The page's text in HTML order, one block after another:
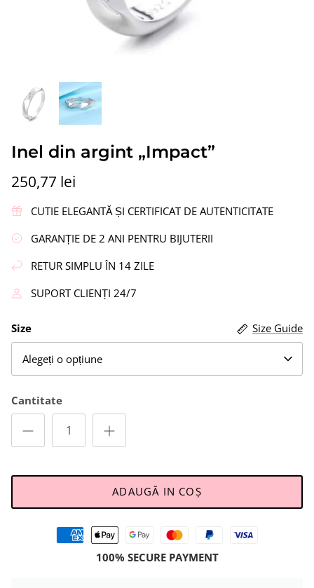
Cercei din argint „Coroană”
336,86 lei
Inel din argint „Impact”
250,77 lei
CUTIE ELEGANTĂ ȘI CERTIFICAT DE AUTENTICITATE
GARANȚIE DE 2 ANI PENTRU BIJUTERII
RETUR SIMPLU ÎN 14 ZILE
SUPORT CLIENȚI 24/7
Size Guide
Size
Alegeți o opțiune
Cantitate
ADAUGĂ IN COŞ
100% SECURE PAYMENT